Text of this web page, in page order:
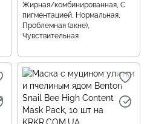
Жирная/комбинированная, С
пигментацией, Нормальная,
Проблемная (акне),
Чувствительная